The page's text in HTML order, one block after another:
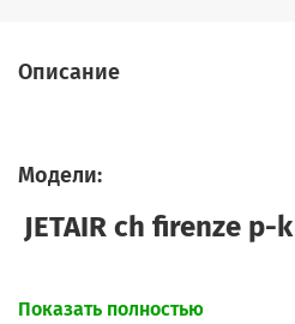
Описание
Модели:
JETAIR ch firenze p-
Показать полностью